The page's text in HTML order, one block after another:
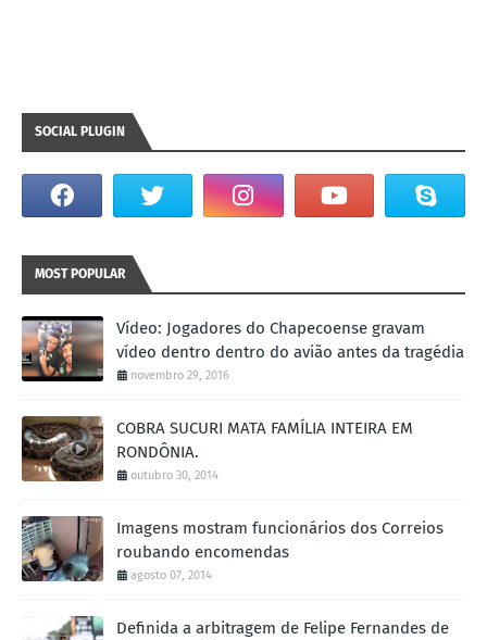
SOCIAL PLUGIN
MOST POPULAR
Vídeo: Jogadores do Chapecoense gravam
vídeo dentro dentro do avião antes da tragédia
novembro 29, 2016
COBRA SUCURI MATA FAMÍLIA INTEIRA EM
RONDÔNIA.
outubro 30, 2014
Imagens mostram funcionários dos Correios
roubando encomendas
agosto 07, 2014
Definida a arbitragem de Felipe Fernandes de